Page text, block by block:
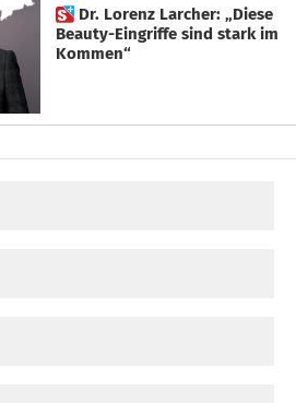
 Dr. Lorenz Larcher: „Diese
Beauty-Eingriffe sind stark im
Kommen“